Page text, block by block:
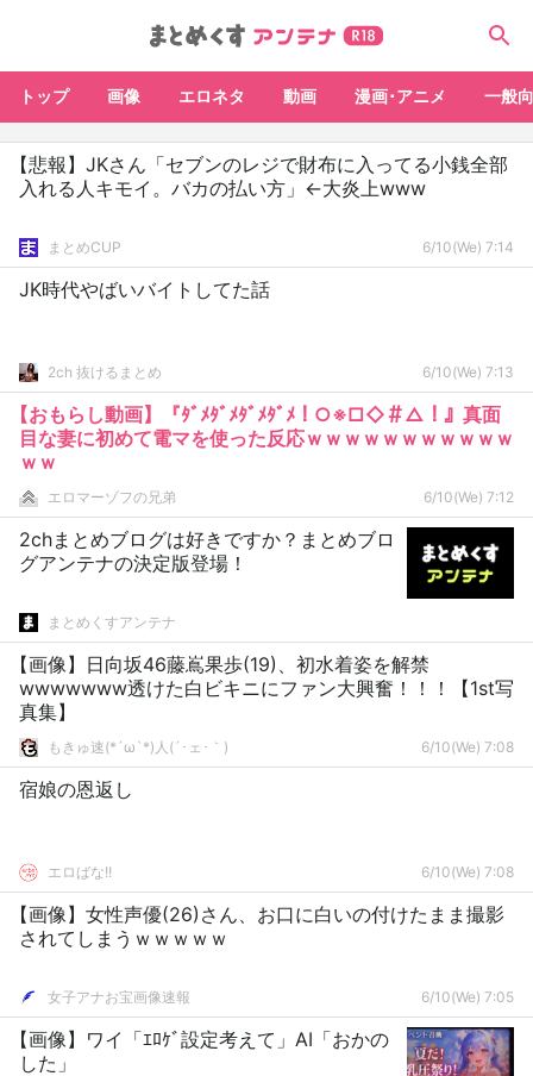
トップ 画像 エロネタ 動画 漫画･アニメ 一般
【悲報】JKさん「セブンのレジで財布に入ってる小銭全部
入れる人キモイ。バカの払い方」←大炎上www
まとめCUP 6/10(We) 7:14
JK時代やばいバイトしてた話
2ch 抜けるまとめ 6/10(We) 7:13
【おもらし動画】『ﾀﾞﾒﾀﾞﾒﾀﾞﾒﾀﾞﾒ！○※□◇＃△！』真面
目な妻に初めて電マを使った反応ｗｗｗｗｗｗｗｗｗｗｗ
ｗｗ
エロマーゾフの兄弟 6/10(We) 7:12
2chまとめブログは好きですか？まとめブロ
グアンテナの決定版登場！
まとめくすアンテナ
【画像】日向坂46藤嶌果歩(19)、初水着姿を解禁
wwwwwww透けた白ビキニにファン大興奮！！！【1st写
真集】
もきゅ速(*´ω`*)人(´･ェ･｀) 6/10(We) 7:08
宿娘の恩返し
エロばな!! 6/10(We) 7:08
【画像】女性声優(26)さん、お口に白いの付けたまま撮影
されてしまうｗｗｗｗｗ
女子アナお宝画像速報 6/10(We) 7:05
【画像】ワイ「ｴﾛｹﾞ設定考えて」AI「おかの
した」